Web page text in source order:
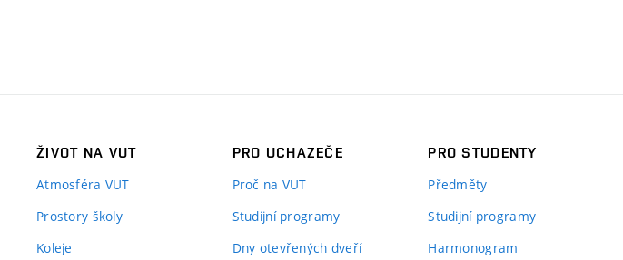
ŽIVOT NA VUT
Atmosféra VUT
Prostory školy
Koleje
PRO UCHAZEČE
Proč na VUT
Studijní programy
Dny otevřených dveří
PRO STUDENTY
Předměty
Studijní programy
Harmonogram